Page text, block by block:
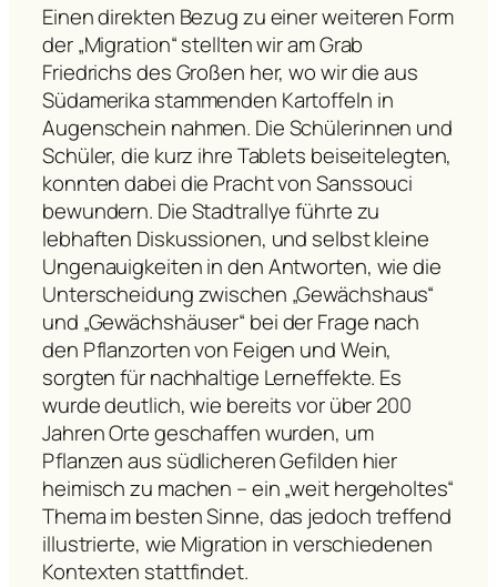
Einen direkten Bezug zu einer weiteren Form
der „Migration“ stellten wir am Grab
Friedrichs des Großen her, wo wir die aus
Südamerika stammenden Kartoffeln in
Augenschein nahmen. Die Schülerinnen und
Schüler, die kurz ihre Tablets beiseitelegten,
konnten dabei die Pracht von Sanssouci
bewundern. Die Stadtrallye führte zu
lebhaften Diskussionen, und selbst kleine
Ungenauigkeiten in den Antworten, wie die
Unterscheidung zwischen „Gewächshaus“
und „Gewächshäuser“ bei der Frage nach
den Pflanzorten von Feigen und Wein,
sorgten für nachhaltige Lerneffekte. Es
wurde deutlich, wie bereits vor über 200
Jahren Orte geschaffen wurden, um
Pflanzen aus südlicheren Gefilden hier
heimisch zu machen – ein „weit hergeholtes“
Thema im besten Sinne, das jedoch treffend
illustrierte, wie Migration in verschiedenen
Kontexten stattfindet.